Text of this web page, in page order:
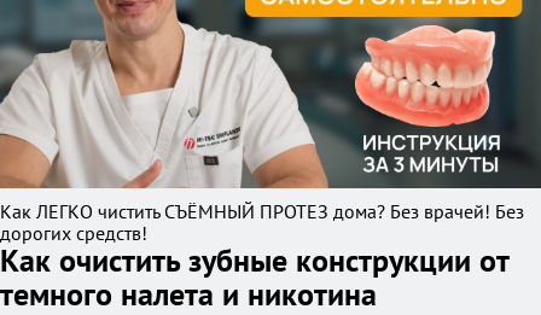
Как ЛЕГКО чистить СЪЁМНЫЙ ПРОТЕЗ дома? Без врачей! Без
дорогих средств!
Как очистить зубные конструкции от
темного налета и никотина